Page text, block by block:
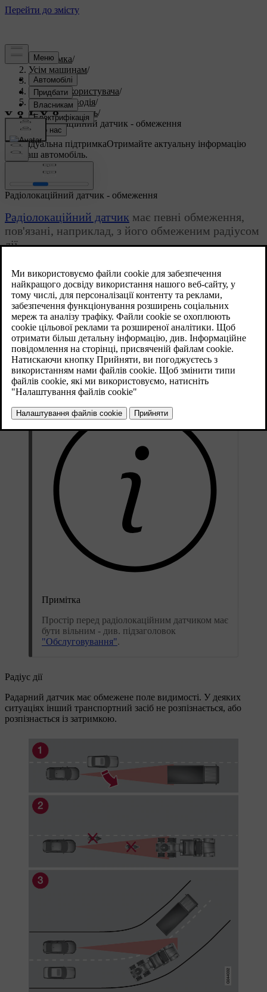
Підтримка/
Усім машинам/
S60 2015/
Посібник користувача/
Підтримка водія/
Круїз-контроль/
Радіолокаційний датчик - обмеження
Індивідуальна підтримкаОтримайте актуальну інформацію
про ваш автомобіль.
Радіолокаційний датчик - обмеження
Радіолокаційний датчик має певні обмеження,
пов'язані, наприклад, з його обмеженим радіусом
дії.
Здатність адаптивного круїз-контролю розпізнавати
автомобілі, що рухаються попереду, значно обмежується,
якщо:
швидкість автомобілів попереду сильно відрізняється від
вашої
радіолокаційний датчик блокується - наприклад у сильну
зливу чи сльоту, або якщо перед ним накопичилися інші
сторонні предмети.
Примітка
Простір перед радіолокаційним датчиком має
бути вільним - див. підзаголовок
"Обслуговування".
Радіус дії
Радарний датчик має обмежене поле видимості. У деяких
ситуаціях інший транспортний засіб не розпізнається, або
розпізнається із затримкою.